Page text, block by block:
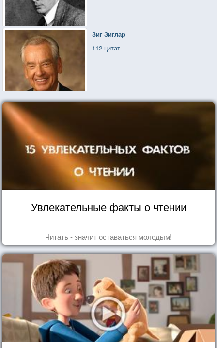
Зиг Зиглар
112 цитат
Увлекательные факты о чтении
Читать - значит оставаться молодым!